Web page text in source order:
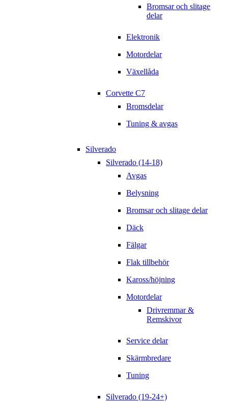
Bromsar och slitage
delar
Elektronik
Motordelar
Växellåda
Corvette C7
Bromsdelar
Tuning & avgas
Silverado
Silverado (14-18)
Avgas
Belysning
Bromsar och slitage delar
Däck
Fälgar
Flak tillbehör
Kaross/höjning
Motordelar
Drivremmar &
Remskivor
Service delar
Skärmbredare
Tuning
Silverado (19-24+)